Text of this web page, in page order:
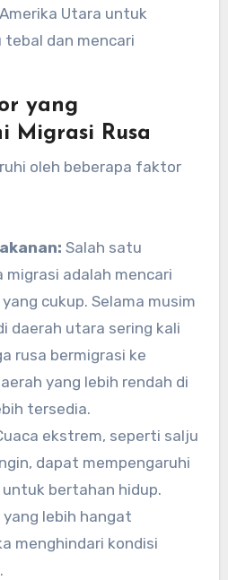
Utara untuk
tebal dan mencari
yang
Migrasi Rusa
oleh beberapa faktor
Salah satu
migrasi adalah mencari
cukup. Selama musim
daerah utara sering kali
rusa bermigrasi ke
yang lebih rendah di
tersedia.
ekstrem, seperti salju
dapat mempengaruhi
bertahan hidup.
yang lebih hangat
menghindari kondisi